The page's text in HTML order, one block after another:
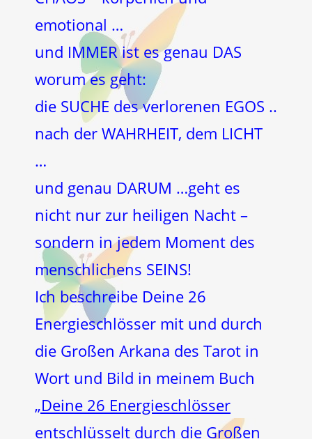
emotional …
und IMMER ist es genau DAS
worum es geht:
die SUCHE des verlorenen EGOS ..
nach der WAHRHEIT, dem LICHT
…
und genau DARUM …geht es
nicht nur zur heiligen Nacht –
sondern in jedem Moment des
menschlichens SEINS!
Ich beschreibe Deine 26
Energieschlösser mit und durch
die Großen Arkana des Tarot in
Wort und Bild in meinem Buch
„Deine 26 Energieschlösser
entschlüsselt durch die Großen